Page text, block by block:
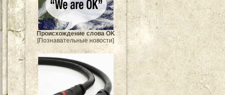
Происхождение слова OK
[Познавательные новости]